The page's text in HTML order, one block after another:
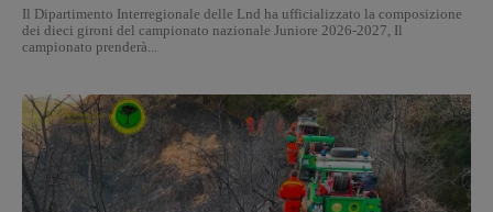
Il Dipartimento Interregionale delle Lnd ha ufficializzato la composizione
dei dieci gironi del campionato nazionale Juniore 2026-2027, Il
campionato prenderà...